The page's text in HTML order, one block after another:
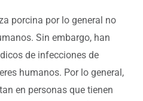
porcina por lo general no
Sin embargo, han
de infecciones de
humanos. Por lo general,
en personas que tienen